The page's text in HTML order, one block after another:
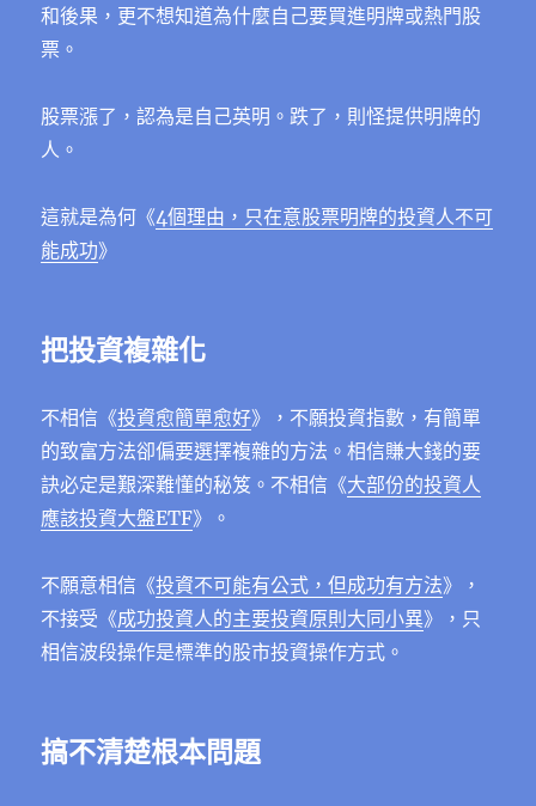
和後果，更不想知道為什麼自己要買進明牌或熱門股
票。
股票漲了，認為是自己英明。跌了，則怪提供明牌的
人。
這就是為何《4個理由，只在意股票明牌的投資人不可
能成功》
把投資複雜化
不相信《投資愈簡單愈好》，不願投資指數，有簡單
的致富方法卻偏要選擇複雜的方法。相信賺大錢的要
訣必定是艱深難懂的秘笈。不相信《大部份的投資人
應該投資大盤ETF》。
不願意相信《投資不可能有公式，但成功有方法》，
不接受《成功投資人的主要投資原則大同小異》，只
相信波段操作是標準的股市投資操作方式。
搞不清楚根本問題